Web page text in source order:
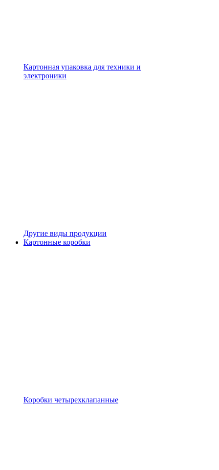
Картонная упаковка для техники и
электроники
Другие виды продукции
Картонные коробки
Коробки четырехклапанные